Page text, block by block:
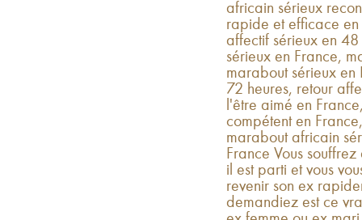
africain sérieux
rapide et efficace
affectif sérieux en
sérieux en France,
marabout sérieux en
72 heures, retour
l'être aimé en
compétent en
marabout africain
France Vous
il est parti et vous
revenir son ex
demandiez est ce